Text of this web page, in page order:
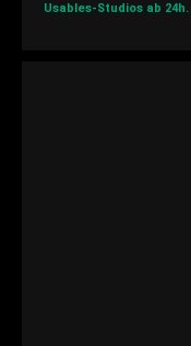
Usables-Studios ab 24h.